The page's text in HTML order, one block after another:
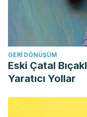
GERI DÖNÜŞÜM
Eski Çatal
Yaratıcı Yollar